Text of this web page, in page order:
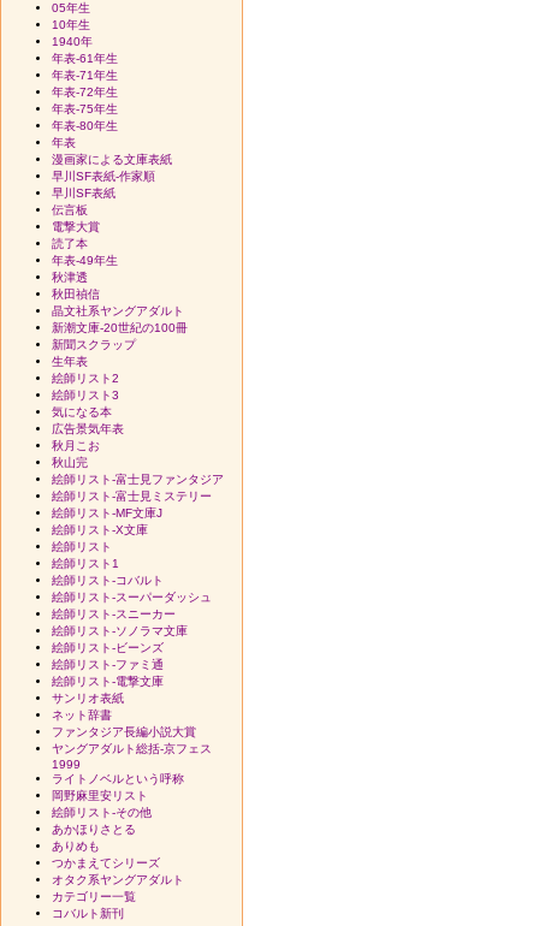
05年生
10年生
1940年
年表-61年生
年表-71年生
年表-72年生
年表-75年生
年表-80年生
年表
漫画家による文庫表紙
早川SF表紙-作家順
早川SF表紙
伝言板
電撃大賞
読了本
年表-49年生
秋津透
秋田禎信
晶文社系ヤングアダルト
新潮文庫-20世紀の100冊
新聞スクラップ
生年表
絵師リスト2
絵師リスト3
気になる本
広告景気年表
秋月こお
秋山完
絵師リスト-富士見ファンタジア
絵師リスト-富士見ミステリー
絵師リスト-MF文庫J
絵師リスト-X文庫
絵師リスト
絵師リスト1
絵師リスト-コバルト
絵師リスト-スーパーダッシュ
絵師リスト-スニーカー
絵師リスト-ソノラマ文庫
絵師リスト-ビーンズ
絵師リスト-ファミ通
絵師リスト-電撃文庫
サンリオ表紙
ネット辞書
ファンタジア長編小説大賞
ヤングアダルト総括-京フェス
1999
ライトノベルという呼称
岡野麻里安リスト
絵師リスト-その他
あかほりさとる
ありめも
つかまえてシリーズ
オタク系ヤングアダルト
カテゴリー一覧
コバルト新刊